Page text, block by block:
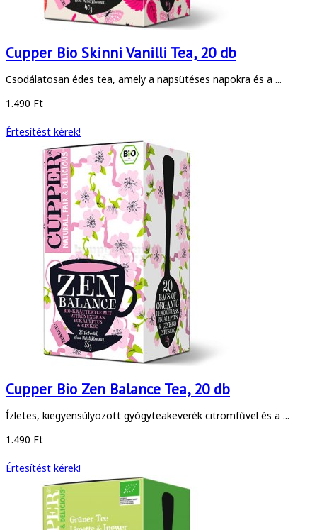
Cupper Bio Skinni Vanilli Tea, 20 db
Csodálatosan édes tea, amely a napsütéses napokra és a ...
1.490 Ft
Értesítést kérek!
Cupper Bio Zen Balance Tea, 20 db
Ízletes, kiegyensúlyozott gyógyteakeverék citromfűvel és a ...
1.490 Ft
Értesítést kérek!